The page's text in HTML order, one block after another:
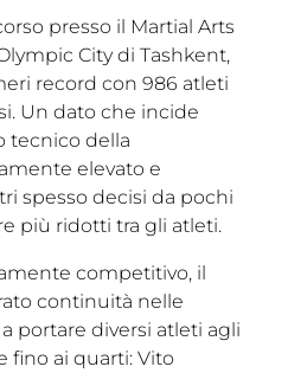
presso il Martial Arts
City di Tashkent,
record con 986 atleti
Un dato che incide
tecnico della
elevato e
spesso decisi da pochi
più ridotti tra gli atleti.
competitivo, il
continuità nelle
portare diversi atleti agli
fino ai quarti: Vito